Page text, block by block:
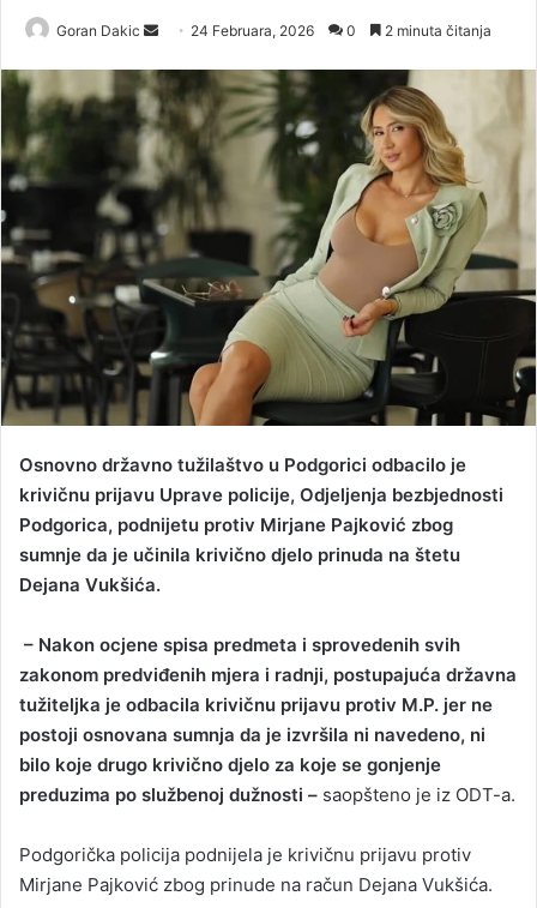
Goran Dakic
n
d
a
n
e
m
a
i
24 Februara, 2026 0 2 minuta čitanja
Osnovno državno tužilaštvo u Podgorici odbacilo je
krivičnu prijavu Uprave policije, Odjeljenja bezbjednosti
Podgorica, podnijetu protiv Mirjane Pajković zbog
sumnje da je učinila krivično djelo prinuda na štetu
Dejana Vukšića.
– Nakon ocjene spisa predmeta i sprovedenih svih
zakonom predviđenih mjera i radnji, postupajuća državna
tužiteljka je odbacila krivičnu prijavu protiv M.P. jer ne
postoji osnovana sumnja da je izvršila ni navedeno, ni
bilo koje drugo krivično djelo za koje se gonjenje
preduzima po službenoj dužnosti – saopšteno je iz ODT-a.
Podgorička policija podnijela je krivičnu prijavu protiv
Mirjane Pajković zbog prinude na račun Dejana Vukšića.